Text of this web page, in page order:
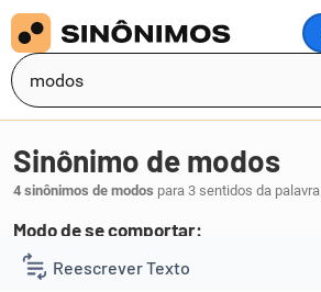
Reescrever Texto
Sinônimo de modos
4 sinônimos de modos para 3 sentidos da palavra
Modo de se comportar:
1 comportamento